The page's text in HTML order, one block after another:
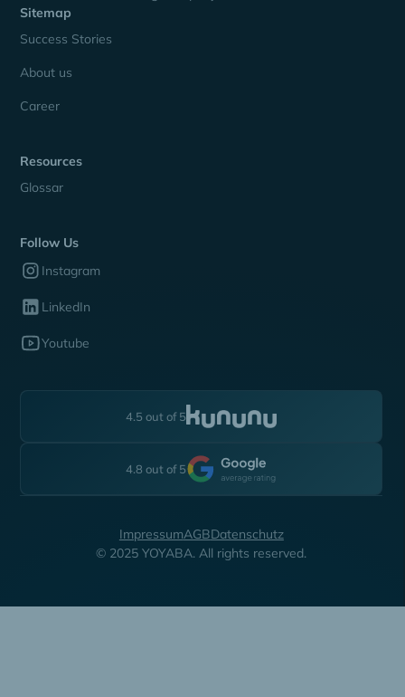
Sitemap
Success Stories
About us
Career
Resources
Glossar
Follow Us
Instagram
LinkedIn
Youtube
4.5 out of 5
4.8 out of 5
© 2025 YOYABA. All rights reserved.
ImpressumAGBDatenschutz